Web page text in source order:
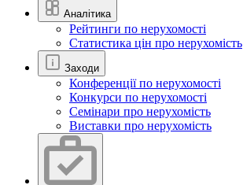
Аналітика
Рейтинги по нерухомості
Статистика цін про нерухомість
Заходи
Конференції по нерухомості
Конкурси по нерухомості
Семінари про нерухомість
Виставки про нерухомість